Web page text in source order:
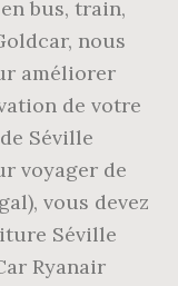
bus, train,
nous
améliorer
de votre
Séville
voyager de
vous devez
Séville
Ryanair